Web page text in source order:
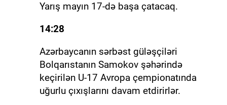
Yarış mayın 17-də başa çatacaq.
14:28
Azərbaycanın sərbəst güləşçiləri
Bolqarıstanın Samokov şəhərində
keçirilən U-17 Avropa çempionatında
uğurlu çıxışlarını davam etdirirlər.